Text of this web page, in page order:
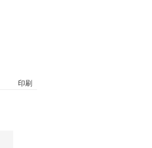
印刷